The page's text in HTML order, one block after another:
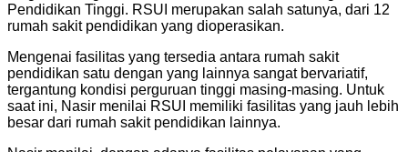
Pendidikan Tinggi. RSUI merupakan salah satunya, dari 12
rumah sakit pendidikan yang dioperasikan.
Mengenai fasilitas yang tersedia antara rumah sakit
pendidikan satu dengan yang lainnya sangat bervariatif,
tergantung kondisi perguruan tinggi masing-masing. Untuk
saat ini, Nasir menilai RSUI memiliki fasilitas yang jauh lebih
besar dari rumah sakit pendidikan lainnya.